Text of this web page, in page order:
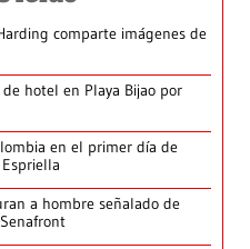
comparte imágenes de
hotel en Playa Bijao por
en el primer día de
a hombre señalado de